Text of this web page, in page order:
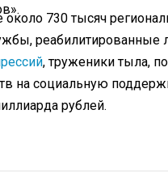
730 тысяч
реабилитированные
, труженики тыла,
на социальную
рублей.